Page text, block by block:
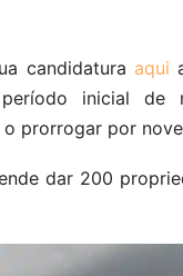
candidatura aqui
inicial de
prorrogar por
dar 200